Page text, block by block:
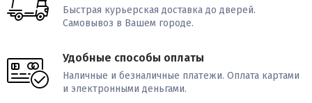
Быстрая курьерская доставка до дверей.
Самовывоз в Вашем городе.
Удобные способы оплаты
Наличные и безналичные платежи. Оплата картами
и электронными деньгами.